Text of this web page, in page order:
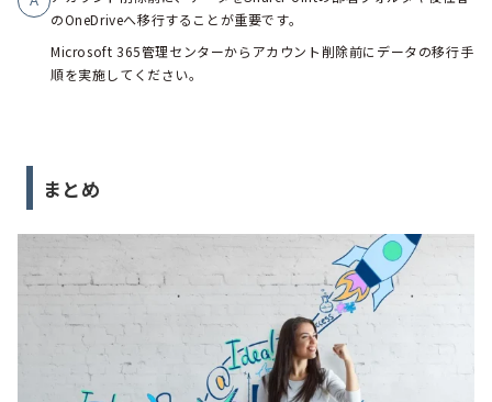
のOneDriveへ移行することが重要です。
Microsoft 365管理センターからアカウント削除前にデータの移行手
順を実施してください。
まとめ